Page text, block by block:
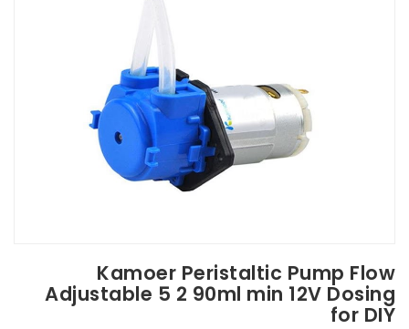
Kamoer Peristaltic Pump Flow
Adjustable 5 2 90ml min 12V Dosing
for DIY